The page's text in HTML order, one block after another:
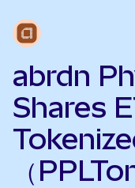
abrdn
Shares
（